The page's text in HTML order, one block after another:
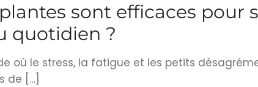
sont efficaces pour
quotidien ?
où le stress, la fatigue et les petits
de […]